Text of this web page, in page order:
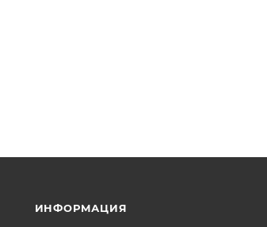
ИНФОРМАЦИЯ